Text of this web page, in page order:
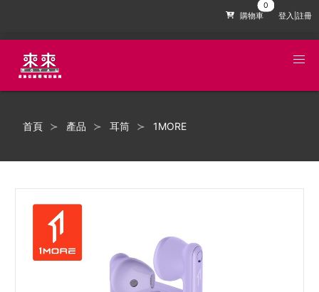
購物車 登入|註冊
首頁 產品 耳筒 1MORE